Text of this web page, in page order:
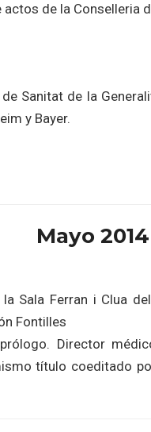
de la Conselleria
Sanitat de la
y Bayer.
Mayo 2014
Sala Ferran i Clua
Fontilles
Director
título coeditado